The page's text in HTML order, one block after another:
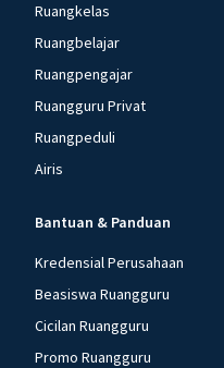
Ruangkelas
Ruangbelajar
Ruangpengajar
Ruangguru Privat
Ruangpeduli
Airis
Bantuan & Panduan
Kredensial Perusahaan
Beasiswa Ruangguru
Cicilan Ruangguru
Promo Ruangguru